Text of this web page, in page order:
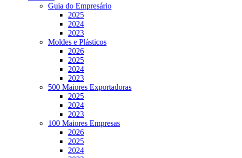
Guia do Empresário
2025
2024
2023
Moldes e Plásticos
2026
2025
2024
2023
500 Maiores Exportadoras
2025
2024
2023
100 Maiores Empresas
2026
2025
2024